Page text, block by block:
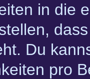
in die
Du
pro